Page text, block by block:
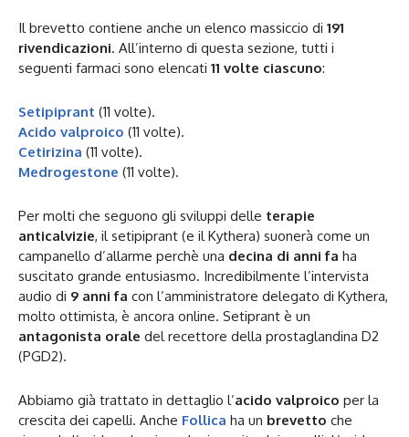
Il brevetto contiene anche un elenco massiccio di 191
rivendicazioni. All’interno di questa sezione, tutti i
seguenti farmaci sono elencati 11 volte ciascuno:
Setipiprant (11 volte).
Acido valproico (11 volte).
Cetirizina (11 volte).
Medrogestone (11 volte).
Per molti che seguono gli sviluppi delle terapie
anticalvizie, il setipiprant (e il Kythera) suonerà come un
campanello d’allarme perchè una decina di anni fa ha
suscitato grande entusiasmo. Incredibilmente l’intervista
audio di 9 anni fa con l’amministratore delegato di Kythera,
molto ottimista, è ancora online. Setiprant è un
antagonista orale del recettore della prostaglandina D2
(PGD2).
Abbiamo già trattato in dettaglio l’acido valproico per la
crescita dei capelli. Anche Follica ha un brevetto che